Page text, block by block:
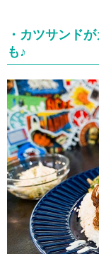
・カツサンド
も♪